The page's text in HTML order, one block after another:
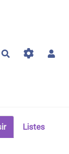
Rechercher
Listes